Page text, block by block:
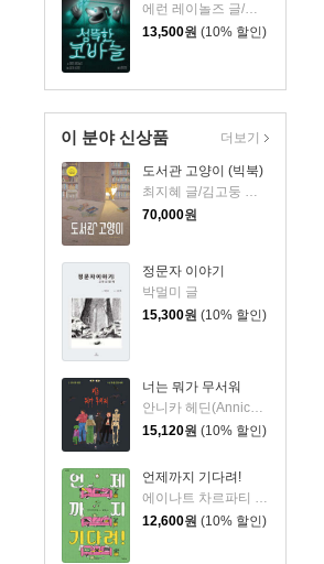
에런 레이놀즈 글/피터 브라운 그림/홍연미 역
13,500원 (10% 할인)
이 분야 신상품
도서관 고양이 (빅북)
최지혜 글/김고둥 그림
70,000원
정문자 이야기
박멀미 글
15,300원 (10% 할인)
너는 뭐가 무서워
15,120원 (10% 할인)
언제까지 기다려!
에이나트 차르파티 글그림/정재원 역
12,600원 (10% 할인)
더보기